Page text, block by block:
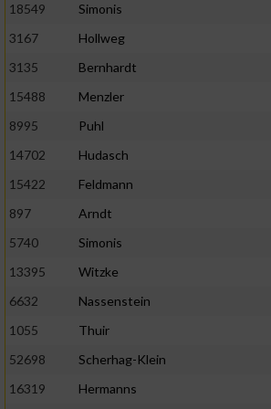
18549
Simonis
3167
Hollweg
3135
Bernhardt
15488
Menzler
8995
Puhl
14702
Hudasch
15422
Feldmann
897
Arndt
5740
Simonis
13395
Witzke
6632
Nassenstein
1055
Thuir
52698
Scherhag-Klein
16319
Hermanns